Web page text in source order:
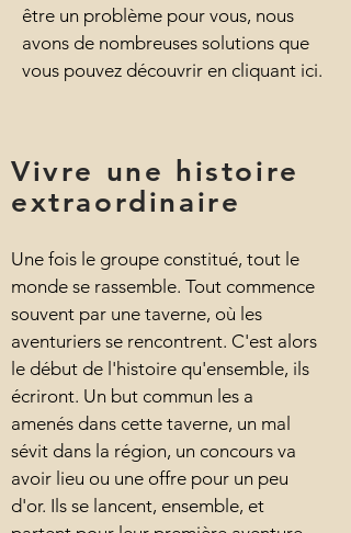
être un problème pour vous, nous
avons de nombreuses solutions que
vous pouvez découvrir en cliquant ici.
Vivre une histoire
extraordinaire
Une fois le groupe constitué, tout le
monde se rassemble. Tout commence
souvent par une taverne, où les
aventuriers se rencontrent. C'est alors
le début de l'histoire qu'ensemble, ils
écriront. Un but commun les a
amenés dans cette taverne, un mal
sévit dans la région, un concours va
avoir lieu ou une offre pour un peu
d'or. Ils se lancent, ensemble, et